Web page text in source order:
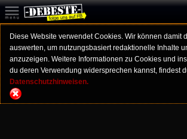
Diese Website verwendet Cookies. Wir können damit
auswerten, um nutzungsbasiert redaktionelle Inhalte
anzuzeigen. Weitere Informationen zu Cookies und
du deren Verwendung widersprechen kannst, findest
Datenschutzhinweisen.